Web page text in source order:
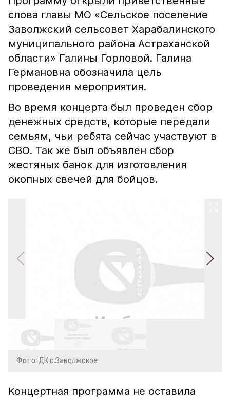
слова главы МО «Сельское поселение
Заволжский сельсовет Харабалинского
муниципального района Астраханской
области» Галины Горловой. Галина
Германовна обозначила цель
проведения мероприятия.
Во время концерта был проведен сбор
денежных средств, которые передали
семьям, чьи ребята сейчас участвуют в
СВО. Так же был объявлен сбор
жестяных банок для изготовления
окопных свечей для бойцов.
Фото: ДК с.Заволжское
Концертная программа не оставила